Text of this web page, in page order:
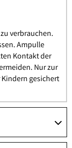
verbrauchen.
Ampulle
Kontakt der
Nur zur
gesichert